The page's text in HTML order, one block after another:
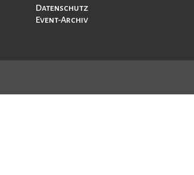
Datenschutz
Event-Archiv